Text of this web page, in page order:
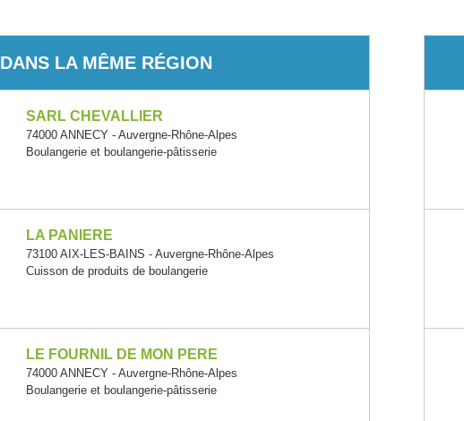
DANS LA MÊME RÉGION
SARL CHEVALLIER
74000 ANNECY - Auvergne-Rhône-Alpes
Boulangerie et boulangerie-pâtisserie
LA PANIERE
73100 AIX-LES-BAINS - Auvergne-Rhône-Alpes
Cuisson de produits de boulangerie
LE FOURNIL DE MON PERE
74000 ANNECY - Auvergne-Rhône-Alpes
Boulangerie et boulangerie-pâtisserie